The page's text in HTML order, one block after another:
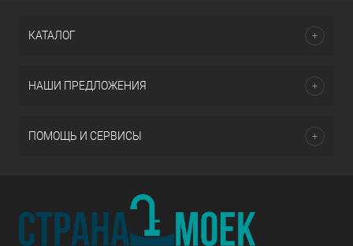
КАТАЛОГ
НАШИ ПРЕДЛОЖЕНИЯ
ПОМОЩЬ И СЕРВИСЫ